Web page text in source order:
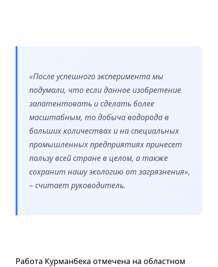
«После успешного эксперимента мы
подумали, что если данное изобретение
запатентовать и сделать более
масштабным, то добыча водорода в
больших количествах и на специальных
промышленных предприятиях принесет
пользу всей стране в целом, а также
сохранит нашу экологию от загрязнения»,
– считает руководитель.
Работа Курманбека отмечена на областном